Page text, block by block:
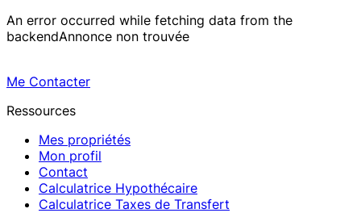
An error occurred while fetching data from the
backendAnnonce non trouvée
Me Contacter
Ressources
Mes propriétés
Mon profil
Contact
Calculatrice Hypothécaire
Calculatrice Taxes de Transfert